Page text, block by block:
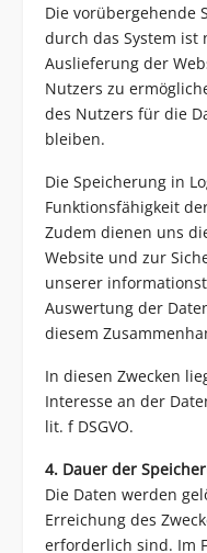
Die vorübergehende
durch das System ist
Auslieferung der
Nutzers zu
des Nutzers für die
bleiben.
Die Speicherung in
Funktionsfähigkeit
Zudem dienen uns
Website und zur
unserer
Auswertung der
diesem
In diesen Zwecken
Interesse an der
lit. f DSGVO.
4. Dauer der
Die Daten werden
Erreichung des
erforderlich sind. Im